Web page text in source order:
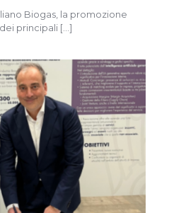
Biogas, la promozione
principali […]